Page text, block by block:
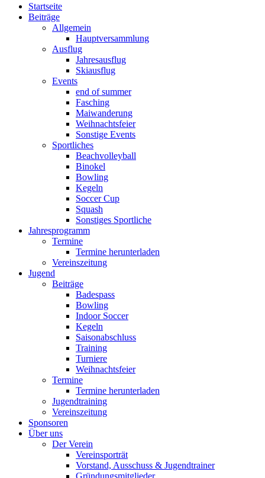
Startseite
Beiträge
Allgemein
Hauptversammlung
Ausflug
Jahresausflug
Skiausflug
Events
end of summer
Fasching
Maiwanderung
Weihnachtsfeier
Sonstige Events
Sportliches
Beachvolleyball
Binokel
Bowling
Kegeln
Soccer Cup
Squash
Sonstiges Sportliche
Jahresprogramm
Termine
Termine herunterladen
Vereinszeitung
Jugend
Beiträge
Badespass
Bowling
Indoor Soccer
Kegeln
Saisonabschluss
Training
Turniere
Weihnachtsfeier
Termine
Termine herunterladen
Jugendtraining
Vereinszeitung
Sponsoren
Über uns
Der Verein
Vereinsporträt
Vorstand, Ausschuss & Jugendtrainer
Gründungsmitglieder